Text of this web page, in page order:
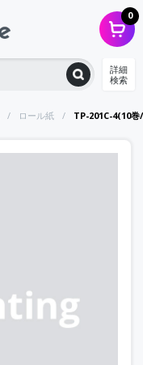
0
詳細
検索
ロール紙 TP-201C-4(10